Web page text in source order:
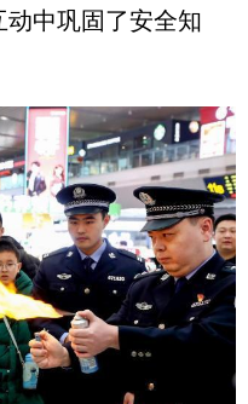
中巩固了安全知